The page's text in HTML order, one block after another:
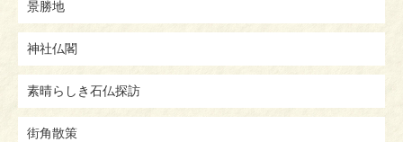
景勝地
神社仏閣
素晴らしき石仏探訪
街角散策